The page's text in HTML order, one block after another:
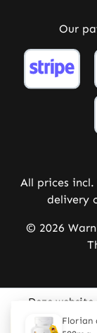
Our
All prices incl.
delivery
© 2026
Deze
mogelijke